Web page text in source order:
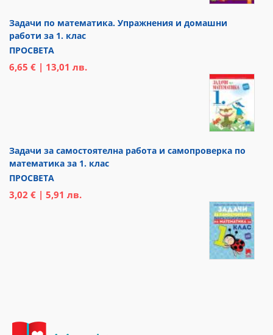
Задачи по математика. Упражнения и домашни
работи за 1. клас
ПРОСВЕТА
6,65 € | 13,01 лв.
Задачи за самостоятелна работа и самопроверка по
математика за 1. клас
ПРОСВЕТА
3,02 € | 5,91 лв.